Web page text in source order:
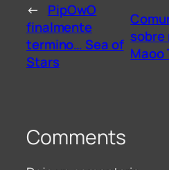
←
PipOwO
finalmente
termino… Sea of
Stars
Maoo
Comments